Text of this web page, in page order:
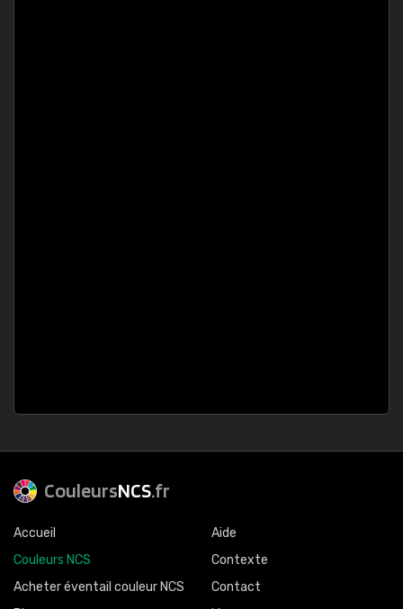
CouleursNCS.fr
Accueil
Couleurs NCS
Acheter éventail couleur NCS
Aide
Contexte
Contact